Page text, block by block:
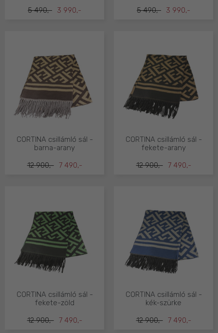
5 490,- 3 990,- 5 490,- 3 990,-
12 900,- 7 490,-
CORTINA csillámló sál -
barna-arany
12 900,- 7 490,-
CORTINA csillámló sál -
fekete-arany
12 900,- 7 490,-
CORTINA csillámló sál -
fekete-zöld
12 900,- 7 490,-
CORTINA csillámló sál -
kék-szürke